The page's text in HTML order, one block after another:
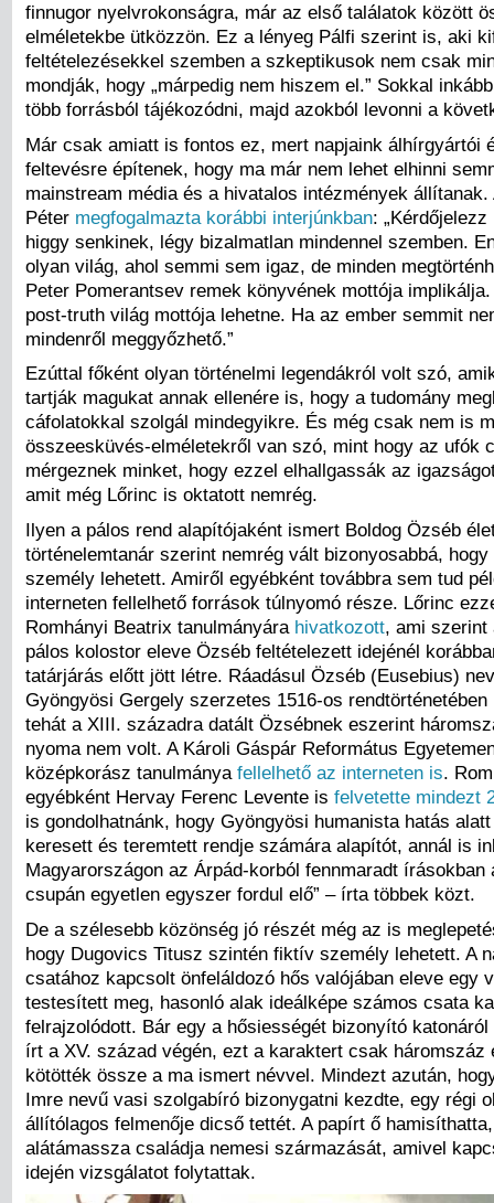
finnugor nyelvrokonságra, már az első találatok között
elméletekbe ütközzön. Ez a lényeg Pálfi szerint is, aki
feltételezésekkel szemben a szkeptikusok nem csak
mondják, hogy „márpedig nem hiszem el.” Sokkal
több forrásból tájékozódni, majd azokból levonni a
Már csak amiatt is fontos ez, mert napjaink álhírgyártói
feltevésre építenek, hogy ma már nem lehet elhinni
mainstream média és a hivatalos intézmények állítanak.
Péter megfogalmazta korábbi interjúnkban:
higgy senkinek, légy bizalmatlan mindennel szemben.
olyan világ, ahol semmi sem igaz, de minden
Peter Pomerantsev remek könyvének mottója
post-truth világ mottója lehetne. Ha az ember semmit
mindenről meggyőzhető.”
Ezúttal főként olyan történelmi legendákról volt szó,
tartják magukat annak ellenére is, hogy a tudomány
cáfolatokkal szolgál mindegyikre. És még csak nem is
összeesküvés-elméletekről van szó, mint hogy az ufók
mérgeznek minket, hogy ezzel elhallgassák az
amit még Lőrinc is oktatott nemrég.
Ilyen a pálos rend alapítójaként ismert Boldog Özséb
történelemtanár szerint nemrég vált bizonyosabbá,
személy lehetett. Amiről egyébként továbbra sem tud
interneten fellelhető források túlnyomó része. Lőrinc
Romhányi Beatrix tanulmányára hivatkozott, ami szerint
pálos kolostor eleve Özséb feltételezett idejénél
tatárjárás előtt jött létre. Ráadásul Özséb (Eusebius)
Gyöngyösi Gergely szerzetes 1516-os
tehát a XIII. századra datált Özsébnek eszerint
nyoma nem volt. A Károli Gáspár Református
középkorász tanulmánya fellelhető az interneten is.
egyébként Hervay Ferenc Levente is felvetette mindezt
is gondolhatnánk, hogy Gyöngyösi humanista hatás
keresett és teremtett rendje számára alapítót, annál is
Magyarországon az Árpád-korból fennmaradt írásokban
csupán egyetlen egyszer fordul elő” – írta többek közt.
De a szélesebb közönség jó részét még az is
hogy Dugovics Titusz szintén fiktív személy lehetett. A
csatához kapcsolt önfeláldozó hős valójában eleve egy
testesített meg, hasonló alak ideálképe számos csata
felrajzolódott. Bár egy a hősiességét bizonyító
írt a XV. század végén, ezt a karaktert csak háromszáz
kötötték össze a ma ismert névvel. Mindezt azután,
Imre nevű vasi szolgabíró bizonygatni kezdte, egy régi
állítólagos felmenője dicső tettét. A papírt ő
alátámassza családja nemesi származását, amivel
idején vizsgálatot folytattak.